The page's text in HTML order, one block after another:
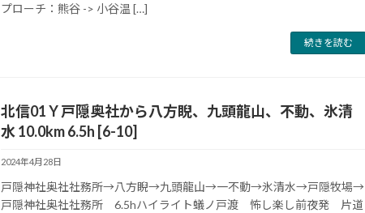
プローチ：熊谷 -> 小谷温 […]
続きを読む
北信01 Y 戸隠奥社から八方睨、九頭龍山、不動、氷清
水 10.0km 6.5h [6-10]
2024年4月28日
戸隠神社奥社社務所→八方睨→九頭龍山→一不動→氷清水→戸隠牧場→
戸隠神社奥社社務所 6.5hハイライト蟻ノ戸渡 怖し楽し前夜発 片道